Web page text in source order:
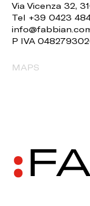
Via Vicenza 32,
Tel +39 0423
P IVA
MAPS